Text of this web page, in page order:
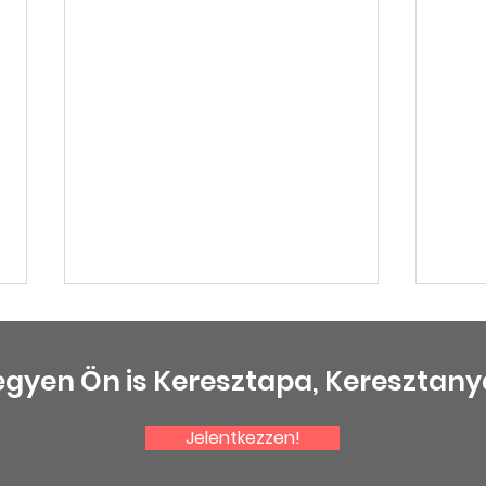
Ön is Keresztapa,
Jelentkezzen!